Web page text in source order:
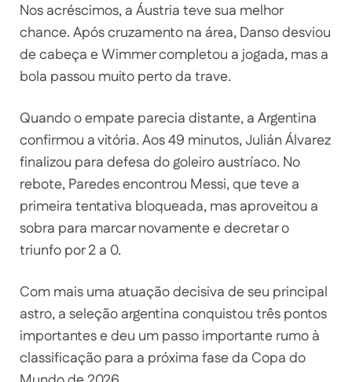
Nos acréscimos, a Áustria teve sua melhor
chance. Após cruzamento na área, Danso desviou
de cabeça e Wimmer completou a jogada, mas a
bola passou muito perto da trave.
Quando o empate parecia distante, a Argentina
confirmou a vitória. Aos 49 minutos, Julián Álvarez
finalizou para defesa do goleiro austríaco. No
rebote, Paredes encontrou Messi, que teve a
primeira tentativa bloqueada, mas aproveitou a
sobra para marcar novamente e decretar o
triunfo por 2 a 0.
Com mais uma atuação decisiva de seu principal
astro, a seleção argentina conquistou três pontos
importantes e deu um passo importante rumo à
classificação para a próxima fase da Copa do